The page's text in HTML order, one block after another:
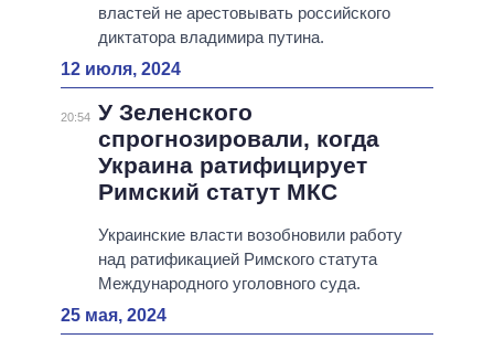
властей не арестовывать российского
диктатора владимира путина.
12 июля, 2024
20:54 У Зеленского
спрогнозировали, когда
Украина ратифицирует
Римский статут МКС
Украинские власти возобновили работу
над ратификацией Римского статута
Международного уголовного суда.
25 мая, 2024